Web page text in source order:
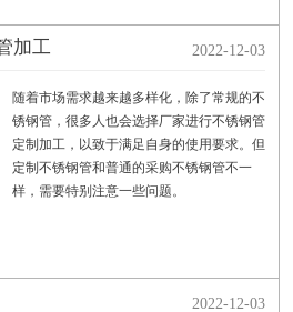
加工 2022-12-03
随着市场需求越来越多样化，除了常规的不
锈钢管，很多人也会选择厂家进行不锈钢管
定制加工，以致于满足自身的使用要求。但
定制不锈钢管和普通的采购不锈钢管不一
样，需要特别注意一些问题。
2022-12-03